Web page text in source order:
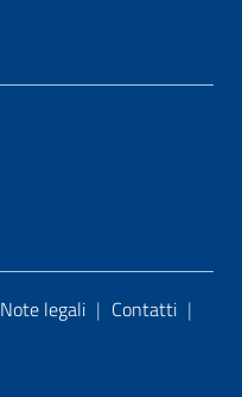
Note legali | Contatti |